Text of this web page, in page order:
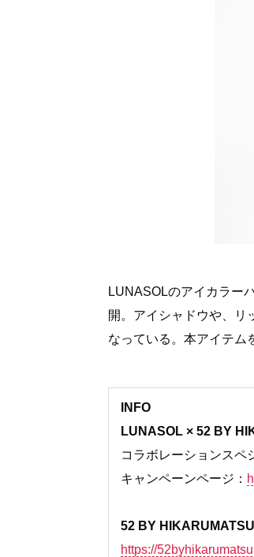
LUNASOLのアイカラー
開。アイシャドウや、リ
なっている。本アイテム
INFO
LUNASOL × 52 BY
コラボレーションスペ
キャンペーンページ：
52 BY
https://